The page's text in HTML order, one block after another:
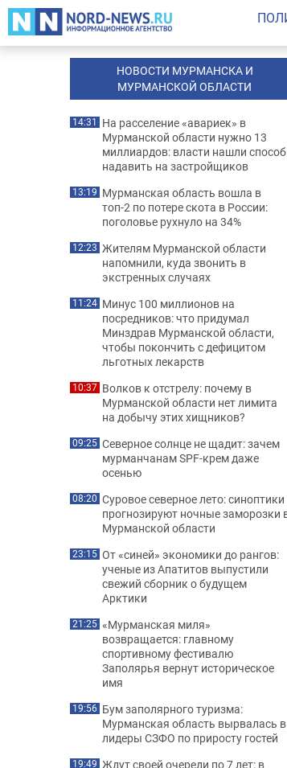
НОВОСТИ МУРМАНСКА И
МУРМАНСКОЙ ОБЛАСТИ
14:31 На расселение «авариек» в
Мурманской области нужно 13
миллиардов: власти нашли способ
надавить на застройщиков
13:19 Мурманская область вошла в
топ-2 по потере скота в России:
поголовье рухнуло на 34%
12:23 Жителям Мурманской области
напомнили, куда звонить в
экстренных случаях
11:24 Минус 100 миллионов на
посредников: что придумал
Минздрав Мурманской области,
чтобы покончить с дефицитом
льготных лекарств
10:37 Волков к отстрелу: почему в
Мурманской области нет лимита
на добычу этих хищников?
09:25 Северное солнце не щадит: зачем
мурманчанам SPF-крем даже
осенью
08:20 Суровое северное лето: синоптики
прогнозируют ночные заморозки
Мурманской области
23:15 От «синей» экономики до рангов:
ученые из Апатитов выпустили
свежий сборник о будущем
Арктики
21:25 «Мурманская миля»
возвращается: главному
спортивному фестивалю
Заполярья вернут историческое
имя
19:56 Бум заполярного туризма:
Мурманская область вырвалась в
лидеры СЗФО по приросту гостей
19:49 Ждут своей очереди по 7 лет: в